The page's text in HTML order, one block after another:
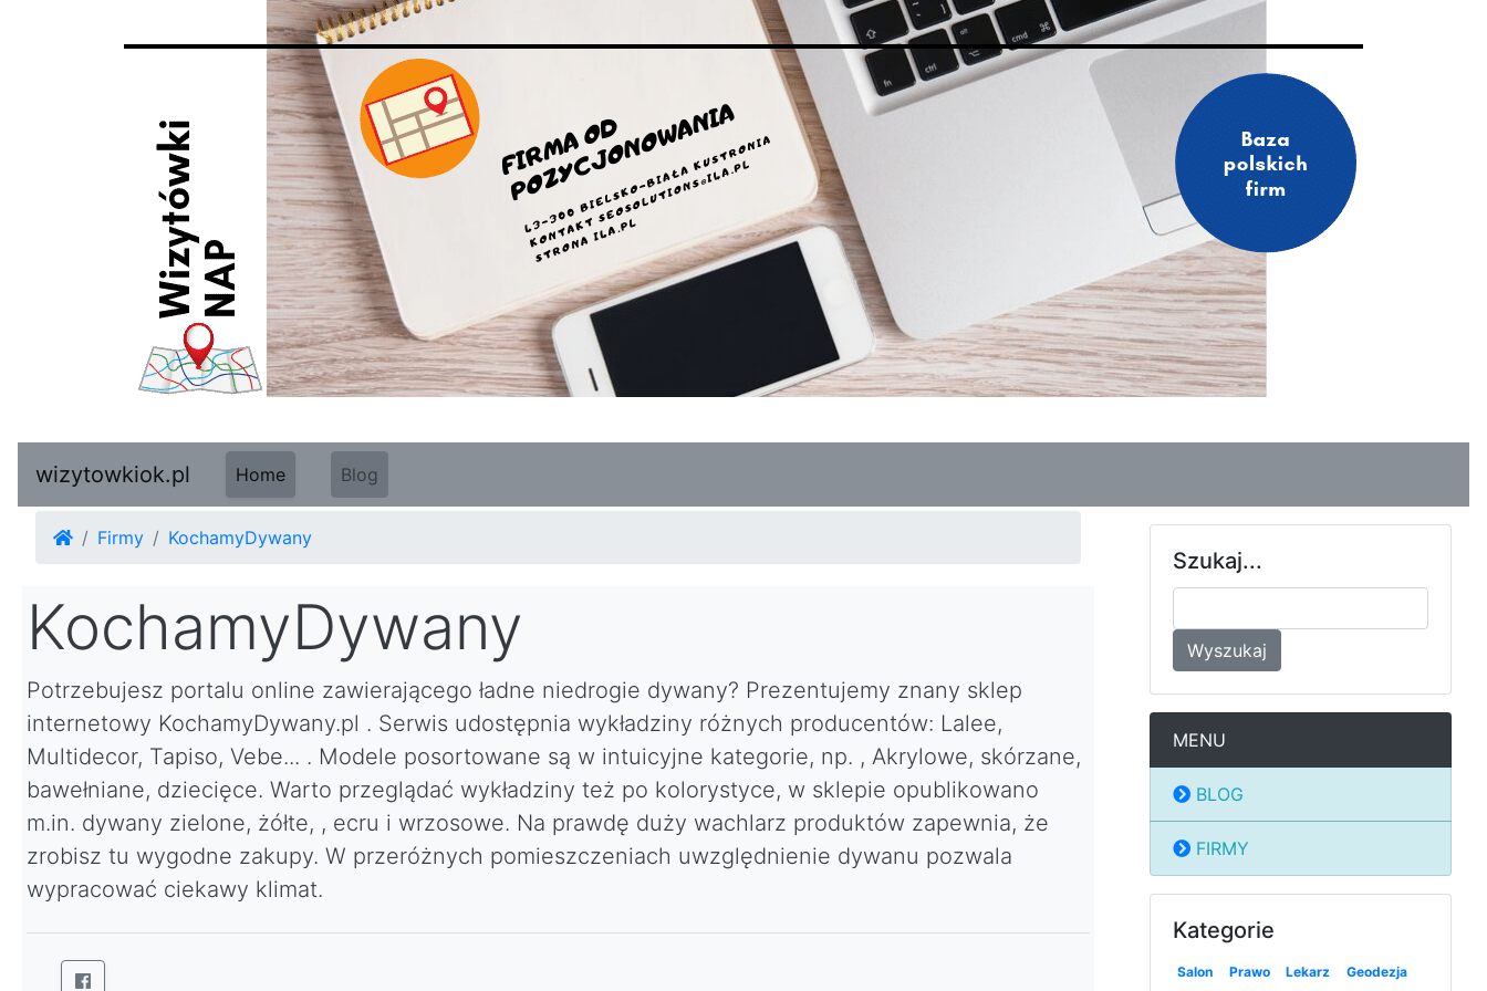
wizytowkiok.pl Home Blog
Firmy KochamyDywany
KochamyDywany
Potrzebujesz portalu online zawierającego ładne niedrogie dywany? Prezentujemy znany sklep
internetowy KochamyDywany.pl . Serwis udostępnia wykładziny różnych producentów: Lalee,
Multidecor, Tapiso, Vebe... . Modele posortowane są w intuicyjne kategorie, np. , Akrylowe, skórzane,
bawełniane, dziecięce. Warto przeglądać wykładziny też po kolorystyce, w sklepie opublikowano
m.in. dywany zielone, żółte, , ecru i wrzosowe. Na prawdę duży wachlarz produktów zapewnia, że
zrobisz tu wygodne zakupy. W przeróżnych pomieszczeniach uwzględnienie dywanu pozwala
wypracować ciekawy klimat.
Szukaj...
Wyszukaj
MENU
BLOG
FIRMY
Kategorie
Salon Prawo Lekarz
Geodezja